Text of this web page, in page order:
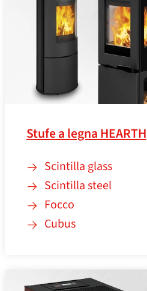
Stufe a legna HEARTH
Scintilla glass
Scintilla steel
Focco
Cubus